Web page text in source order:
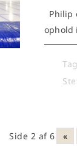
Philip
ophold
Side 2 af 6 «